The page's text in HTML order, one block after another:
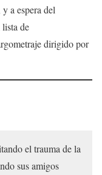
y a espera del
lista de
dirigido por
el trauma de la
sus amigos